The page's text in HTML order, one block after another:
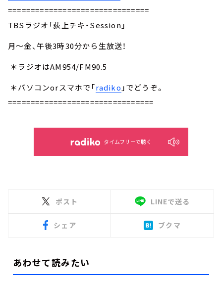
===============================
TBSラジオ「荻上チキ・Session」
月～金、午後3時30分から生放送！
＊ラジオはAM954/FM90.5
＊パソコンorスマホで「radiko 」でどうぞ。
================================
タイムフリーで聴く
ポスト LINEで送る
シェア ブクマ
あわせて読みたい